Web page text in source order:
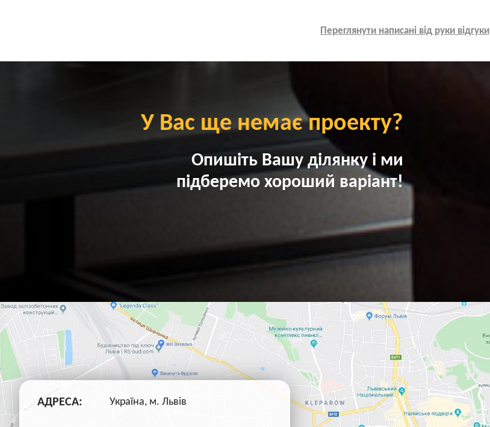
Переглянути написані від руки відгуки
У Вас ще немає проекту?
Опишіть Вашу ділянку і ми
підберемо хороший варіант!
АДРЕСА: Україна, м. Львів